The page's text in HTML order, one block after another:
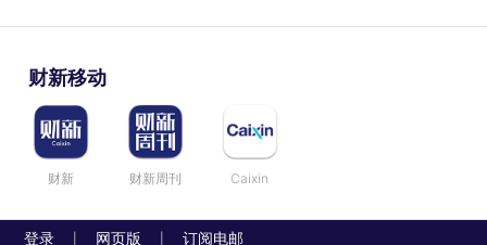
财新移动
财新 财新周刊 Caixin
登录 网页版 订阅电邮